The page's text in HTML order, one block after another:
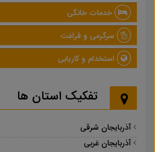
خدمات خانگی
سرگرمی و فراغت
استخدام و کاریابی
تفکیک استان ها
آذربایجان شرقی
آذربایجان غربی